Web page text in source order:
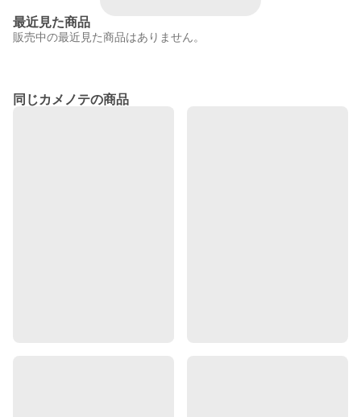
最近見た商品
販売中の最近見た商品はありません。
同じカメノテの商品